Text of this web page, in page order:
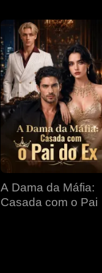
A Dama da Máfia:
Casada com o Pai